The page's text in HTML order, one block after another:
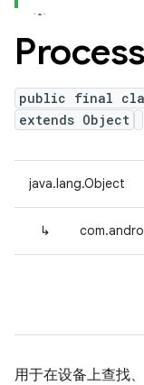
Process
public final
extends Object
java.lang.Object
↳
用于在设备上查找